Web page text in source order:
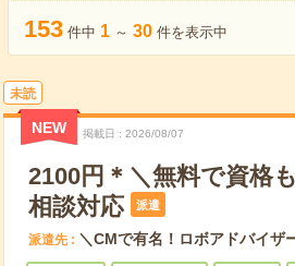
153 件中 1 ～ 30 件を表示中
未読
NEW 掲載日 2026/08/07
2100円＊＼無料で資格
相談対応
派遣
派遣先 ＼CMで有名！ロボアドバイ